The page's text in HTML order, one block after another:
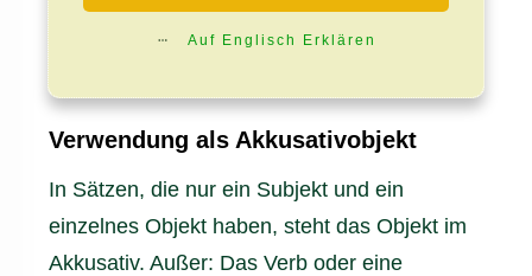
Auf Englisch Erklären
Verwendung als Akkusativobjekt
In Sätzen, die nur ein Subjekt und ein
einzelnes Objekt haben, steht das Objekt im
Akkusativ. Außer: Das Verb oder eine